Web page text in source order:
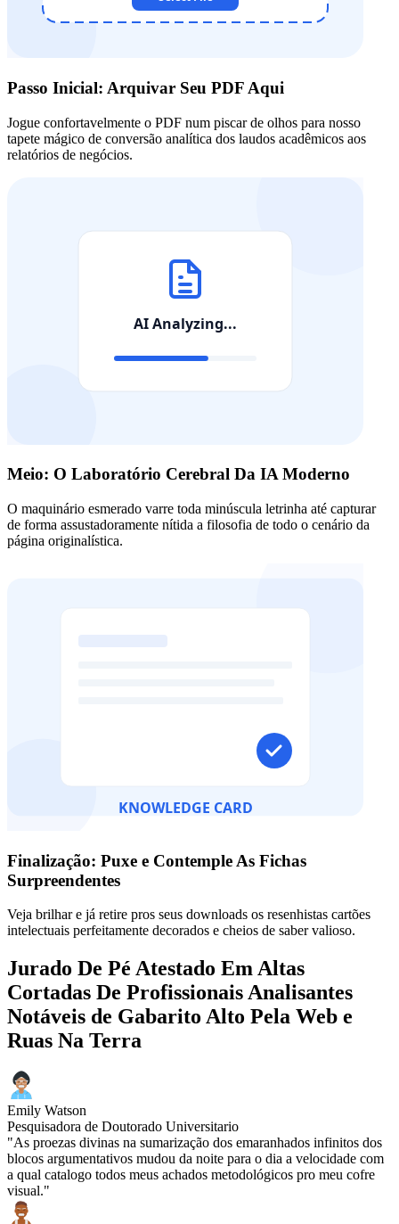
Passo Inicial: Arquivar Seu PDF Aqui
Jogue confortavelmente o PDF num piscar de olhos para nosso
tapete mágico de conversão analítica dos laudos acadêmicos aos
relatórios de negócios.
Meio: O Laboratório Cerebral Da IA Moderno
O maquinário esmerado varre toda minúscula letrinha até capturar
de forma assustadoramente nítida a filosofia de todo o cenário da
página originalística.
Finalização: Puxe e Contemple As Fichas
Surpreendentes
Veja brilhar e já retire pros seus downloads os resenhistas cartões
intelectuais perfeitamente decorados e cheios de saber valioso.
Jurado De Pé Atestado Em Altas
Cortadas De Profissionais Analisantes
Notáveis de Gabarito Alto Pela Web e
Ruas Na Terra
Emily Watson
Pesquisadora de Doutorado Universitario
"As proezas divinas na sumarização dos emaranhados infinitos dos
blocos argumentativos mudou da noite para o dia a velocidade com
a qual catalogo todos meus achados metodológicos pro meu cofre
visual."